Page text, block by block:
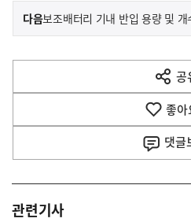
이
전
다
음
다음기
사
보조배터리 기내 반입 용량 및 개
공
열
기
좋아
댓글
관련기사